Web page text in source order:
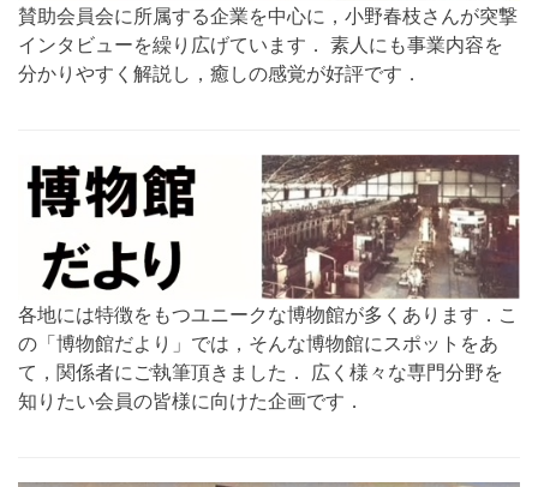
賛助会員会に所属する企業を中心に，小野春枝さんが突撃
インタビューを繰り広げています． 素人にも事業内容を
分かりやすく解説し，癒しの感覚が好評です．
各地には特徴をもつユニークな博物館が多くあります．こ
の「博物館だより」では，そんな博物館にスポットをあ
て，関係者にご執筆頂きました． 広く様々な専門分野を
知りたい会員の皆様に向けた企画です．